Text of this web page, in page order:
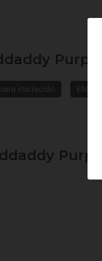
iniciación